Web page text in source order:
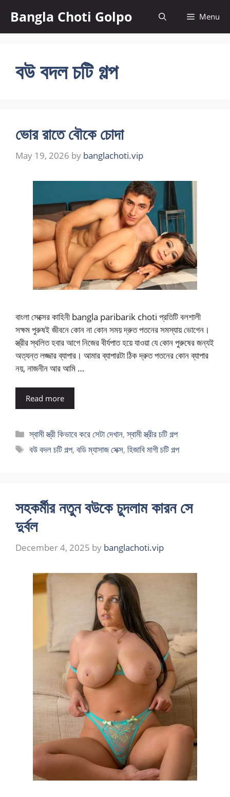
content
Bangla Choti Golpo Menu
বউ বদল চটি গল্প
ভোর রাতে বৌকে চোদা
May 19, 2026 by banglachoti.vip
বাংলা সেক্সের কাহিনী bangla paribarik choti প্রতিটি বলশালী
সক্ষম পুরুষই জীবনে কোন না কোন সময় দ্রুত পতনের সমস্যায় ভোগেন।
স্ত্রীর স্থলিত হবার আগে নিজের বীর্যপাত হয়ে যাওয়া যে কোন পুরুষের জন্যই
অত্যন্ত লজ্জার ব্যাপার। আমার ব্যাপারটা ঠিক দ্রুত পতনের কোন ব্যাপার
নয়, নাজনীন আর আমি …
Read more
Categories
স্বামী স্ত্রী কিভাবে করে সেটা দেখান,স্বামী স্ত্রীর চটি গল্প
Tags
বউ বদল চটি গল্প,বডি ম্যাসাজ সেক্স,হিজাবি মাগী চটি গল্প
সহকর্মীর নতুন বউকে চুদলাম কারন সে
দুর্বল
December 4, 2025 by banglachoti.vip